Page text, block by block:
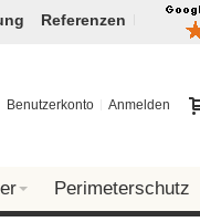
Referenzen
Benutzerkonto Anmelden
Perimeterschutz